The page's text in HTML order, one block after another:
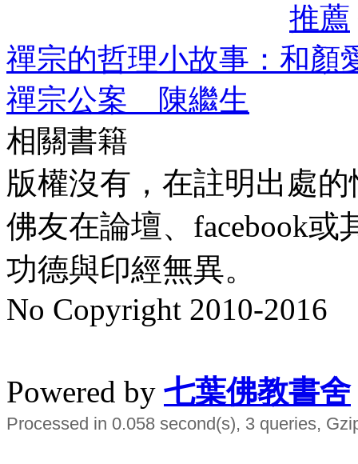
推薦
禪宗的哲理小故事：和
禪宗公案 陳繼生
相關書籍
版權沒有，在註明出處
佛友在論壇、facebook
功德與印經無異。
No Copyright 2010-2016
Powered by 七葉佛教書舍
Processed in 0.058 second(s), 3 queries,